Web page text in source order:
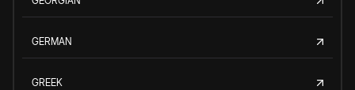
GERMAN
GREEK